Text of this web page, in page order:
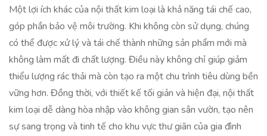
Một lợi ích khác của nội thất kim loại là khả năng tái chế cao,
góp phần bảo vệ môi trường. Khi không còn sử dụng, chúng
có thể được xử lý và tái chế thành những sản phẩm mới mà
không làm mất đi chất lượng. Điều này không chỉ giúp giảm
thiểu lượng rác thải mà còn tạo ra một chu trình tiêu dùng bền
vững hơn. Đồng thời, với thiết kế tối giản và hiện đại, nội thất
kim loại dễ dàng hòa nhập vào không gian sân vườn, tạo nên
sự sang trọng và tinh tế cho khu vực thư giãn của gia đình